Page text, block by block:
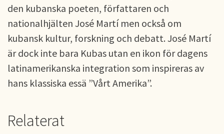
den kubanska poeten, författaren och
nationalhjälten José Martí men också om
kubansk kultur, forskning och debatt. José Martí
är dock inte bara Kubas utan en ikon för dagens
latinamerikanska integration som inspireras av
hans klassiska essä ”Vårt Amerika”.
Relaterat